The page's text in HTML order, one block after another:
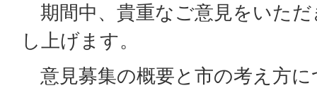
期間中、貴重なご意見をいた
し上げます。
意見募集の概要と市の考え方